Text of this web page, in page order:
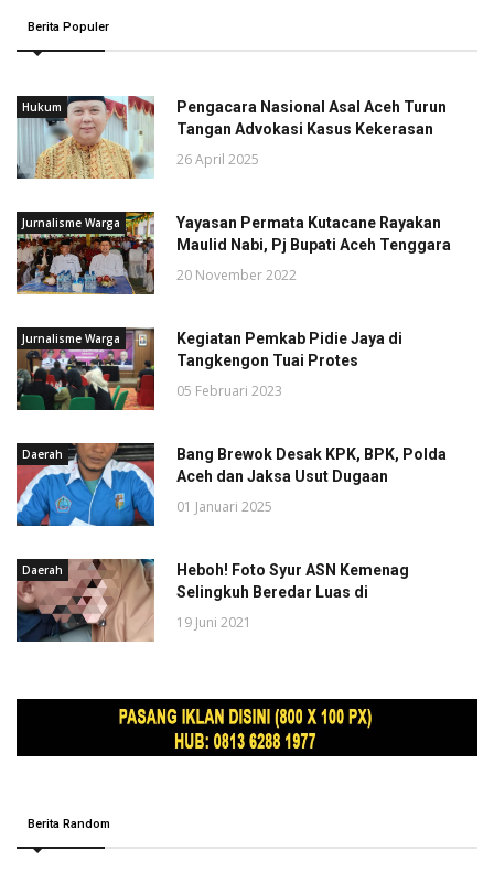
Berita Populer
Hukum
Pengacara Nasional Asal Aceh Turun
Tangan Advokasi Kasus Kekerasan
26 April 2025
Jurnalisme Warga
Yayasan Permata Kutacane Rayakan
Maulid Nabi, Pj Bupati Aceh Tenggara
20 November 2022
Jurnalisme Warga
Kegiatan Pemkab Pidie Jaya di
Tangkengon Tuai Protes
05 Februari 2023
Daerah
Bang Brewok Desak KPK, BPK, Polda
Aceh dan Jaksa Usut Dugaan
01 Januari 2025
Daerah
Heboh! Foto Syur ASN Kemenag
Selingkuh Beredar Luas di
19 Juni 2021
Berita Random